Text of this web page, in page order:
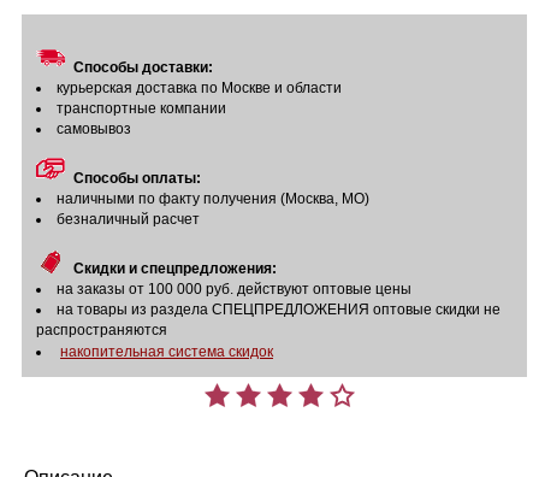
Способы доставки:
курьерская доставка по Москве и области
транспортные компании
самовывоз
Способы оплаты:
наличными по факту получения (Москва, МО)
безналичный расчет
Скидки и спецпредложения:
на заказы от 100 000 руб. действуют оптовые цены
на товары из раздела СПЕЦПРЕДЛОЖЕНИЯ оптовые скидки не
распространяются
накопительная система скидок